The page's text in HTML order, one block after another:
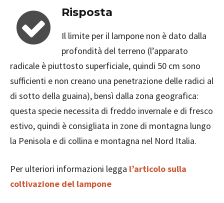
Risposta
Il limite per il lampone non è dato dalla
profondità del terreno (l’apparato
radicale è piuttosto superficiale, quindi 50 cm sono
sufficienti e non creano una penetrazione delle radici al
di sotto della guaina), bensì dalla zona geografica:
questa specie necessita di freddo invernale e di fresco
estivo, quindi è consigliata in zone di montagna lungo
la Penisola e di collina e montagna nel Nord Italia.
Per ulteriori informazioni legga l’articolo sulla
coltivazione del lampone